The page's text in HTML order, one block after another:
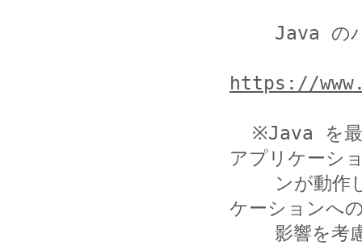
https://
アプリケーシ
ケーションへ